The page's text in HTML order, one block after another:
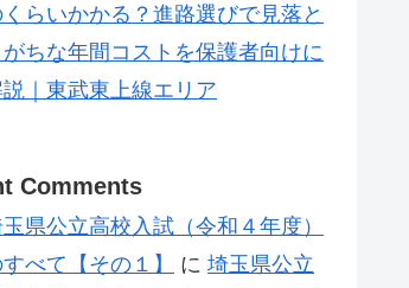
らいかかる？進路選びで見落と
がちな年間コストを保護者向けに
｜東武東上線エリア
Comments
県公立高校入試（令和４年度）
べて【その１】
に 埼玉県公立